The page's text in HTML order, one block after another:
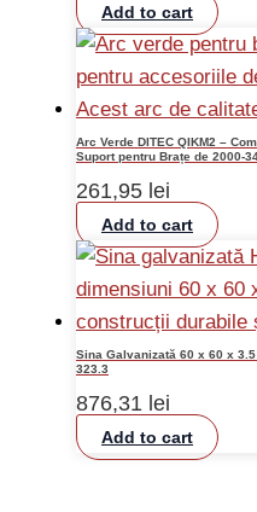
Add to cart
Arc Verde DITEC QIKM2 –
Suport pentru Brațe de 2000-
261,95 lei
Add to cart
Sina Galvanizată 60 x 60 x
323.3
876,31 lei
Add to cart